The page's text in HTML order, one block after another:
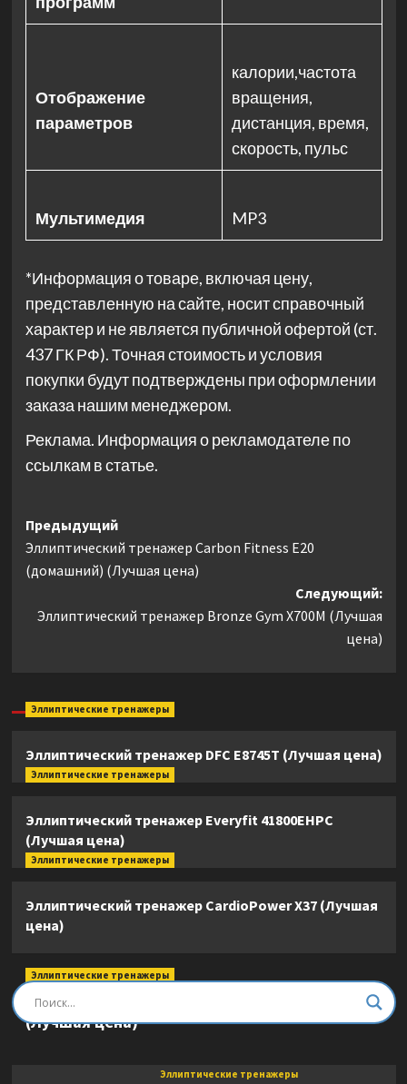
Отображение
параметров
калории,частота
вращения,
дистанция, время,
скорость, пульс
Мультимедия MP3
*Информация о товаре, включая цену,
представленную на сайте, носит справочный
характер и не является публичной офертой (ст.
437 ГК РФ). Точная стоимость и условия
покупки будут подтверждены при оформлении
заказа нашим менеджером.
Реклама. Информация о рекламодателе по
ссылкам в статье.
Навигация
записи
Предыдущий
Эллиптический тренажер Carbon Fitness E20
(домашний) (Лучшая цена)
Следующий:
Эллиптический тренажер Bronze Gym X700M (Лучшая
цена)
Эллиптические тренажеры
Эллиптический тренажер DFC E8745T (Лучшая цена)
Эллиптические тренажеры
Эллиптический тренажер Everyfit 41800EHPC
(Лучшая цена)
Эллиптические тренажеры
Эллиптический тренажер CardioPower X37 (Лучшая
цена)
Эллиптические тренажеры
Эллиптический тренажер DFC E8745T
(Лучшая цена)
Эллиптические тренажеры